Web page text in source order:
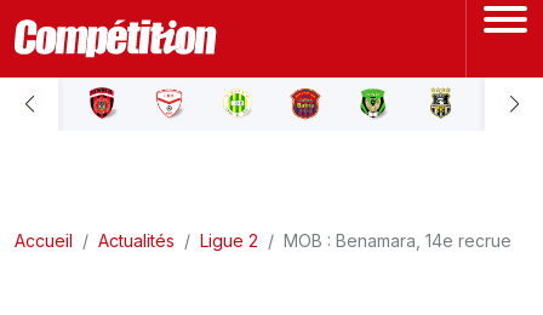
ACCUEIL
LIGUE 2
Accueil Actualités Ligue 2 MOB : Benamara, 14e recrue